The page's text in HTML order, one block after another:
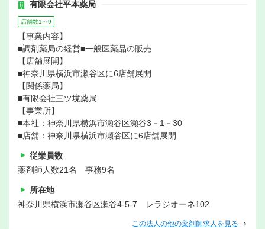
有限会社平本薬局
店舗数1～9
【事業内容】
■調剤薬局の経営■一般医薬品の販売
【店舗展開】
■神奈川県横浜市瀬谷区に6店舗展開
【関係薬局】
■有限会社三ツ境薬局
【事業所】
■本社：神奈川県横浜市瀬谷区瀬谷3－1－30
■店舗：神奈川県横浜市瀬谷区に6店舗展開
従業員数
薬剤師人数21名 事務9名
所在地
神奈川県横浜市瀬谷区瀬谷4-5-7 レラジオーネ102
この法人の他の薬剤師求人を見る